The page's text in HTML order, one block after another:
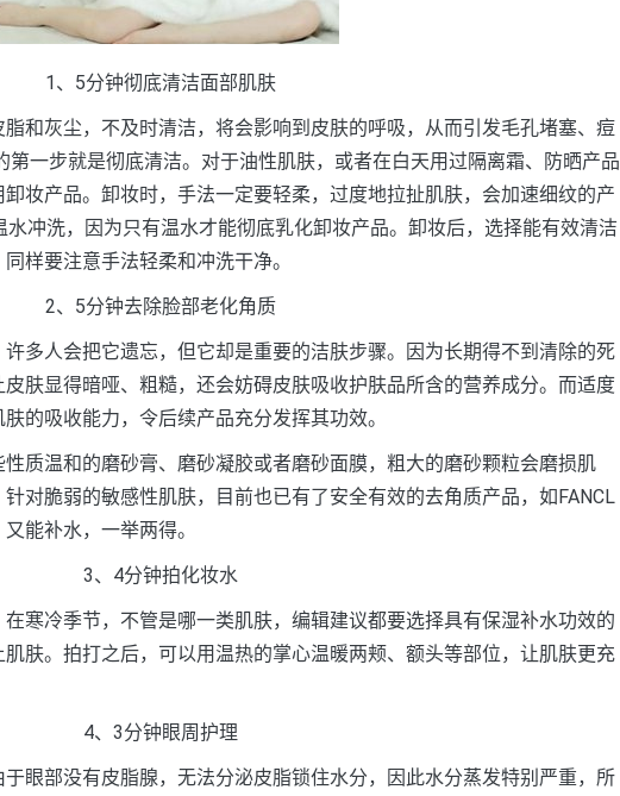
1、5分钟彻底清洁面部肌肤
灰尘，不及时清洁，将会影响到皮肤的呼吸，从而引发毛孔堵塞、痘
一步就是彻底清洁。对于油性肌肤，或者在白天用过隔离霜、防晒产品
妆产品。卸妆时，手法一定要轻柔，过度地拉扯肌肤，会加速细纹的产
冲洗，因为只有温水才能彻底乳化卸妆产品。卸妆后，选择能有效清洁
样要注意手法轻柔和冲洗干净。
2、5分钟去除脸部老化角质
人会把它遗忘，但它却是重要的洁肤步骤。因为长期得不到清除的死
肤显得暗哑、粗糙，还会妨碍皮肤吸收护肤品所含的营养成分。而适度
的吸收能力，令后续产品充分发挥其功效。
温和的磨砂膏、磨砂凝胶或者磨砂面膜，粗大的磨砂颗粒会磨损肌
对脆弱的敏感性肌肤，目前也已有了安全有效的去角质产品，如FANCL
能补水，一举两得。
3、4分钟拍化妆水
冷季节，不管是哪一类肌肤，编辑建议都要选择具有保湿补水功效的
肤。拍打之后，可以用温热的掌心温暖两颊、额头等部位，让肌肤更充
4、3分钟眼周护理
部没有皮脂腺，无法分泌皮脂锁住水分，因此水分蒸发特别严重，所